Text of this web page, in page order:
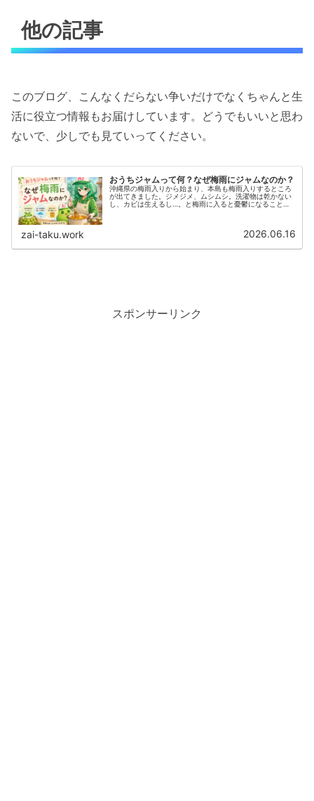
他の記事
このブログ、こんなくだらない争いだけでなくちゃんと生
活に役立つ情報もお届けしています。どうでもいいと思わ
ないで、少しでも見ていってください。
おうちジャムって何？なぜ梅雨にジャムなのか？
沖縄県の梅雨入りから始まり、本島も梅雨入りするところ
が出てきました。ジメジメ、ムシムシ。洗濯物は乾かない
し、カビは生えるし…。と梅雨に入ると憂鬱になることが
zai-taku.work 2026.06.16
スポンサーリンク